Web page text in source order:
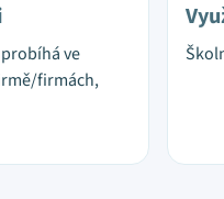
ve
firmách,